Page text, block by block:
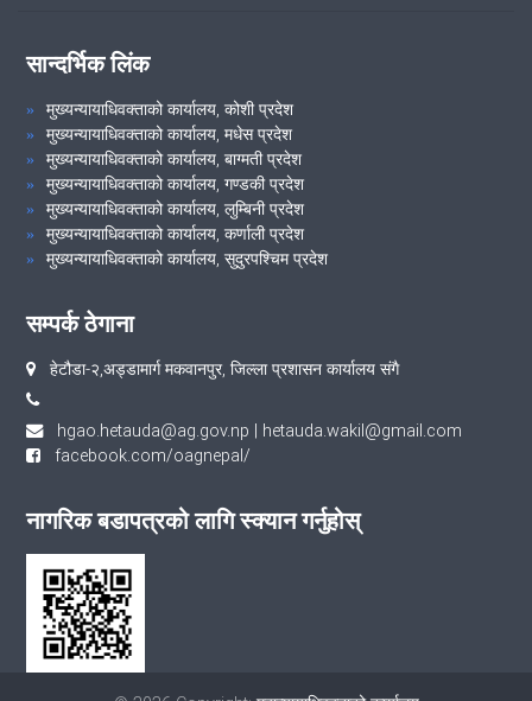
सान्दर्भिक लिंक
मुख्यन्यायाधिवक्ताको कार्यालय, कोशी प्रदेश
मुख्यन्यायाधिवक्ताको कार्यालय, मधेस प्रदेश
मुख्यन्यायाधिवक्ताको कार्यालय, बाग्मती प्रदेश
मुख्यन्यायाधिवक्ताको कार्यालय, गण्डकी प्रदेश
मुख्यन्यायाधिवक्ताको कार्यालय, लुम्बिनी प्रदेश
मुख्यन्यायाधिवक्ताको कार्यालय, कर्णाली प्रदेश
मुख्यन्यायाधिवक्ताको कार्यालय, सुदुरपश्चिम प्रदेश
सम्पर्क ठेगाना
हेटौडा-२,अड्डामार्ग मकवानपुर, जिल्ला प्रशासन कार्यालय संगै
hgao.hetauda@ag.gov.np | hetauda.wakil@gmail.com
facebook.com/oagnepal/
नागरिक बडापत्रको लागि स्क्यान गर्नुहोस्